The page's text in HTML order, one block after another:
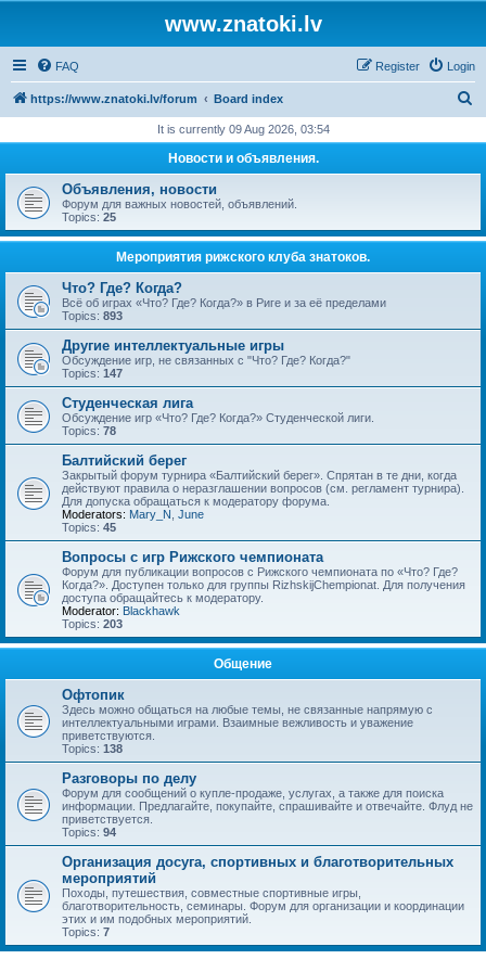
www.znatoki.lv
FAQ Login
Register
https://www.znatoki.lv/forum Board index
r
h
It is currently 09 Aug 2026, 03:54
Новости и объявления.
Объявления, новости
Форум для важных новостей, объявлений.
Topics: 25
Мероприятия рижского клуба знатоков.
Что? Где? Когда?
Всё об играх «Что? Где? Когда?» в Риге и за её пределами
Topics: 893
Другие интеллектуальные игры
Обсуждение игр, не связанных с "Что? Где? Когда?"
Topics: 147
Студенческая лига
Обсуждение игр «Что? Где? Когда?» Студенческой лиги.
Topics: 78
Балтийский берег
Закрытый форум турнира «Балтийский берег». Спрятан в те дни, когда
действуют правила о неразглашении вопросов (см. регламент турнира).
Для допуска обращаться к модератору форума.
Moderators: Mary_N June
Topics: 45
Вопросы с игр Рижского чемпионата
Форум для публикации вопросов с Рижского чемпионата по «Что? Где?
Когда?». Доступен только для группы RizhskijChempionat. Для получения
доступа обращайтесь к модератору.
Moderator: Blackhawk
Topics: 203
Общение
Офтопик
Здесь можно общаться на любые темы, не связанные напрямую с
интеллектуальными играми. Взаимные вежливость и уважение
приветствуются.
Topics: 138
Разговоры по делу
Форум для сообщений о купле-продаже, услугах, а также для поиска
информации. Предлагайте, покупайте, спрашивайте и отвечайте. Флуд не
приветствуется.
Topics: 94
Организация досуга, спортивных и благотворительных
мероприятий
Походы, путешествия, совместные спортивные игры,
благотворительность, семинары. Форум для организации и координации
этих и им подобных мероприятий.
Topics: 7